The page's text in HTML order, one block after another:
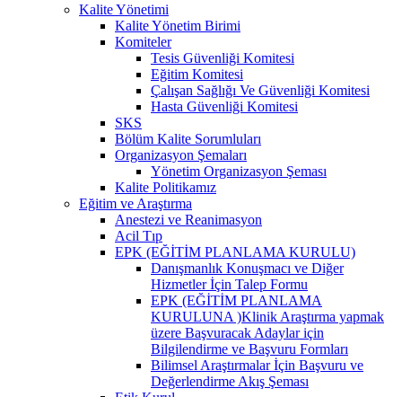
Kalite Yönetimi
Kalite Yönetim Birimi
Komiteler
Tesis Güvenliği Komitesi
Eğitim Komitesi
Çalışan Sağlığı Ve Güvenliği Komitesi
Hasta Güvenliği Komitesi
SKS
Bölüm Kalite Sorumluları
Organizasyon Şemaları
Yönetim Organizasyon Şeması
Kalite Politikamız
Eğitim ve Araştırma
Anestezi ve Reanimasyon
Acil Tıp
EPK (EĞİTİM PLANLAMA KURULU)
Danışmanlık Konuşmacı ve Diğer
Hizmetler İçin Talep Formu
EPK (EĞİTİM PLANLAMA
KURULUNA )Klinik Araştırma yapmak
üzere Başvuracak Adaylar için
Bilgilendirme ve Başvuru Formları
Bilimsel Araştırmalar İçin Başvuru ve
Değerlendirme Akış Şeması